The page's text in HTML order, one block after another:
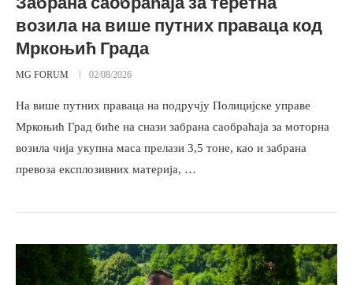
возила на више путних праваца код
Мркоњић Града
MG FORUM 02/08/2026
На више путних праваца на подручју Полицијске управе
Мркоњић Град биће на снази забрана саобраћаја за моторна
возила чија укупна маса прелази 3,5 тоне, као и забрана
превоза експлозивних материја, …